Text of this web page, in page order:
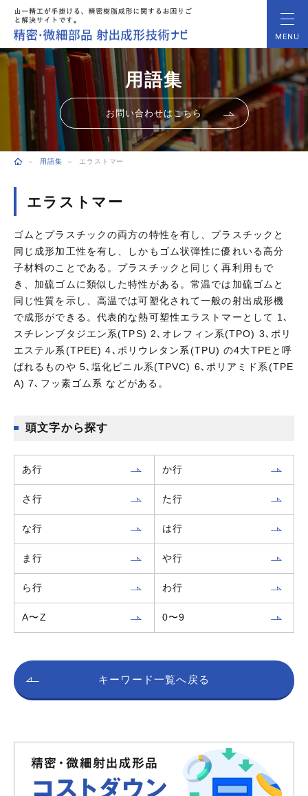
MENU
用語集
お問い合わせはこちら
用語集 エラストマー
エラストマー
ゴムとプラスチックの両方の特性を有し、プラスチックと
同じ成形加工性を有し、しかもゴム状弾性に優れいる高分
子材料のことである。プラスチックと同じく再利用もで
き、加硫ゴムに類似した特性がある。常温では加硫ゴムと
同じ性質を示し、高温では可塑化されて一般の射出成形機
で成形ができる。代表的な熱可塑性エラストマーとして 1､
スチレンブタジエン系(TPS) 2､オレフィン系(TPO) 3､ポリ
エステル系(TPEE) 4､ポリウレタン系(TPU) の4大TPEと呼
ばれるものや 5､塩化ビニル系(TPVC) 6､ポリアミド系(TPE
A) 7､フッ素ゴム系 などがある。
頭文字から探す
あ行 か行
さ行 た行
な行 は行
ま行 や行
ら行 わ行
A〜Z 0〜9
キーワード一覧へ戻る